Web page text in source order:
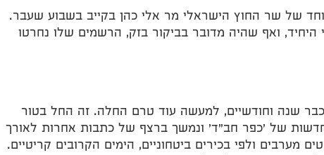
של שר החוץ הישראלי מר אלי כהן בקייב בשבוע שעבר.
ואף שהיה מדובר בביקור בזק, הרשמים שלו נחרטו
שנה וחודשיים, למעשה עוד טרם החלה. זה החל בטור
של 'כפר חב"ד' ונמשך ברצף של כתבות אחרות לאורך
ולפי בכירים ביטחוניים, הימים הקרובים קריטיים.